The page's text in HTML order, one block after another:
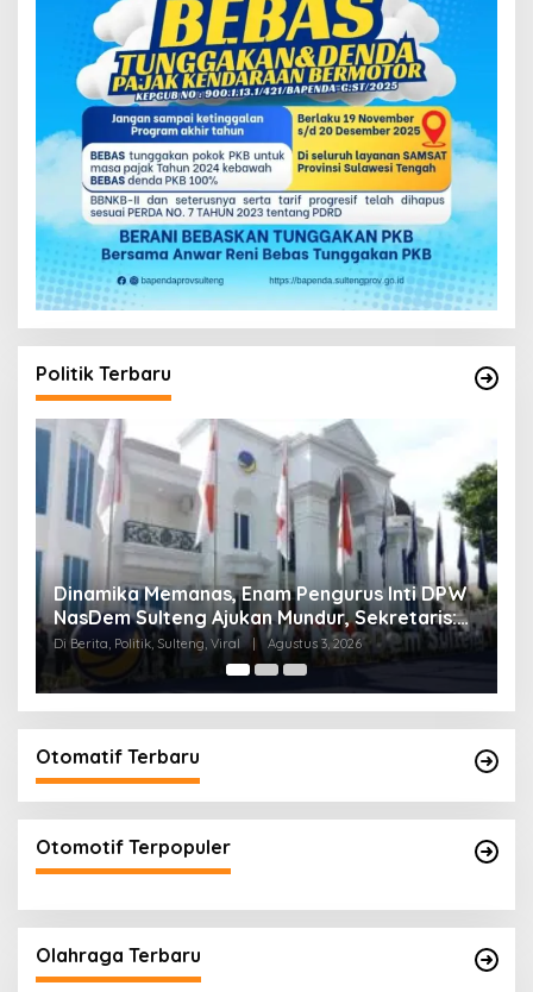
Politik Terbaru
Musda V Demokrat Sulteng Molor Dua Hari,
Anwar Hafid Dipastikan Terpilih Secara
Aklamasi
Di Berita, Politik, Sulteng | Mei 10, 2026
Otomatif Terbaru
Otomotif Terpopuler
Olahraga Terbaru